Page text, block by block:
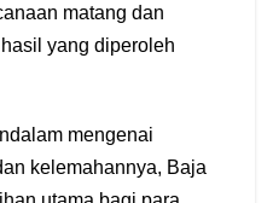
matang dan
yang diperoleh
mengenai
kelemahannya, Baja